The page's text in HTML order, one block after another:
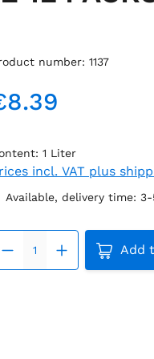
number: 1137
price:
1 Liter
incl. VAT plus
Available, delivery time: 3-
Add